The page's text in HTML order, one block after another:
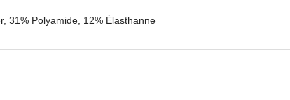
31% Polyamide, 12% Élasthanne